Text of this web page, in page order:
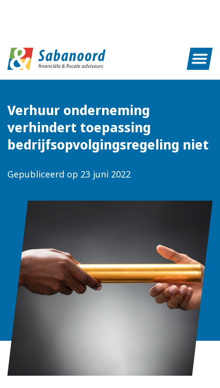
Verhuur onderneming
verhindert toepassing
bedrijfsopvolgingsregeling niet
Gepubliceerd op 23 juni 2022